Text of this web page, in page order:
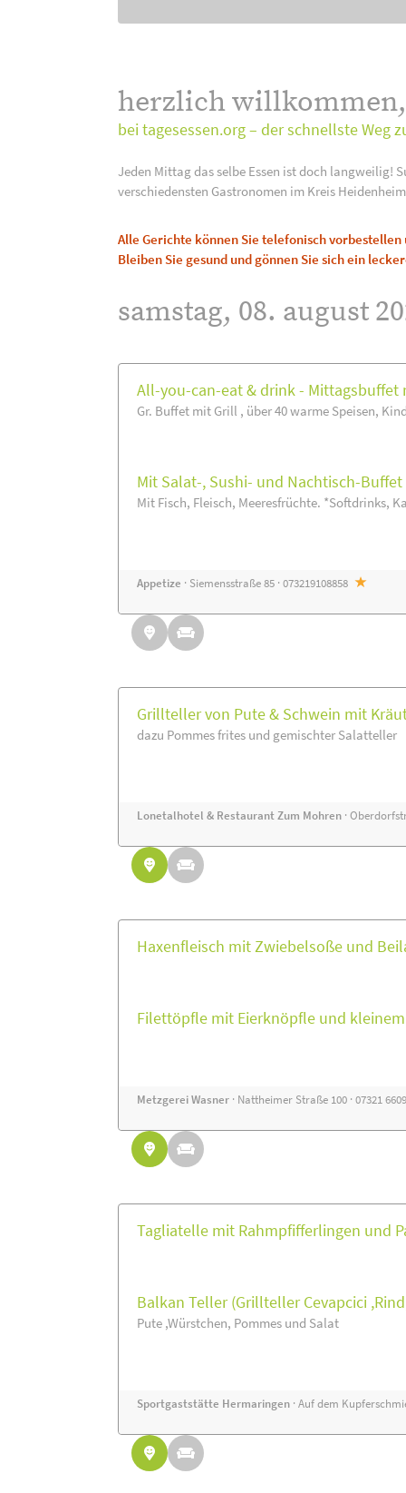
herzlich willkommen,
bei tagesessen.org – der schnellste Weg
Jeden Mittag das selbe Essen ist doch langweilig!
verschiedensten Gastronomen im Kreis
Alle Gerichte können Sie telefonisch
Bleiben Sie gesund und gönnen Sie sich ein
samstag, 08. august
All-you-can-eat & drink - Mittagsbuffet
Gr. Buffet mit Grill , über 40 warme Speisen,
Mit Salat-, Sushi- und Nachtisch-
Mit Fisch, Fleisch, Meeresfrüchte. *Softdrinks,
Appetize · Siemensstraße 85 · 073219108858
Grillteller von Pute & Schwein mit
dazu Pommes frites und gemischter Salatteller
Lonetalhotel & Restaurant Zum Mohren ·
Haxenfleisch mit Zwiebelsoße und
Filettöpfle mit Eierknöpfle und
Metzgerei Wasner · Nattheimer Straße 100 · 07321
Tagliatelle mit Rahmpfifferlingen und
Balkan Teller (Grillteller Cevapcici
Pute ,Würstchen, Pommes und Salat
Sportgaststätte Hermaringen · Auf dem